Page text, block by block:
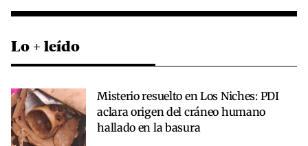
Lo + leído
Misterio resuelto en Los Niches: PDI
aclara origen del cráneo humano
hallado en la basura